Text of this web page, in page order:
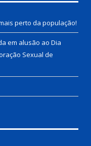
perto da população!
em alusão ao Dia
Sexual de